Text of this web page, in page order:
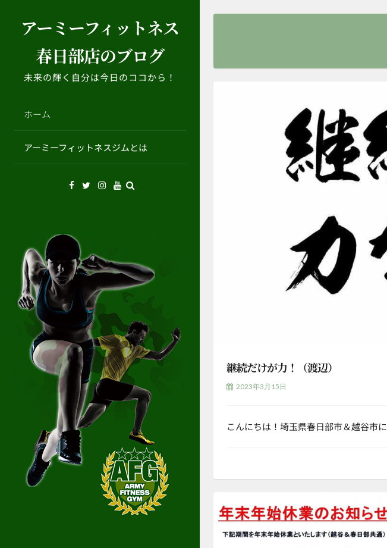
アーミーフィットネス
春日部店のブログ
未来の輝く自分は今日のココから！
ホーム
アーミーフィットネスジムとは
Facebook
TwitterInstagram
YouTube
継続だけが力！（渡辺）
2023年3月15日
こんにちは！埼玉県春日部市＆越谷市